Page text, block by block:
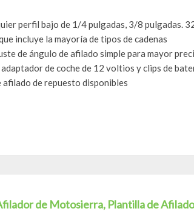
perfil bajo de 1/4 pulgadas, 3/8 pulgadas.
incluye la mayoría de tipos de cadenas
de ángulo de afilado simple para mayor
de coche de 12 voltios y clips de
afilado de repuesto disponibles
de Motosierra, Plantilla de